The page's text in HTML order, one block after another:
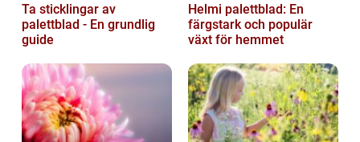
Ta sticklingar av
palettblad - En grundlig
guide
Helmi palettblad: En
färgstark och populär
växt för hemmet